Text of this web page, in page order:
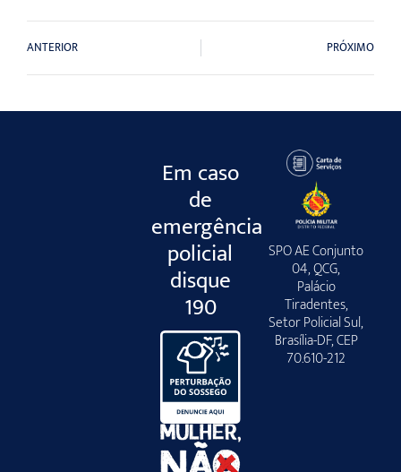
ANTERIOR PRÓXIMO
Em caso
de
emergência
policial
disque
190
SPO AE Conjunto
04, QCG,
Palácio
Tiradentes,
Setor Policial Sul,
Brasília-DF, CEP
70.610-212